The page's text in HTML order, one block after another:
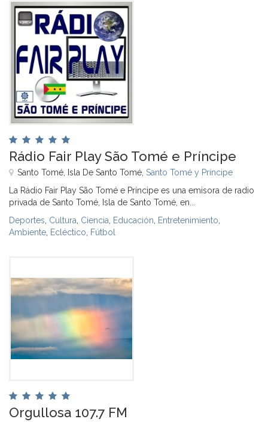
Rádio Fair Play São Tomé e Príncipe
Santo Tomé, Isla De Santo Tomé, Santo Tomé y Príncipe
La Rádio Fair Play São Tomé e Príncipe es una emisora de radio
privada de Santo Tomé, Isla de Santo Tomé, en...
Deportes Cultura Ciencia Educación Entretenimiento
Ambiente Ecléctico Fútbol
Orgullosa 107.7 FM